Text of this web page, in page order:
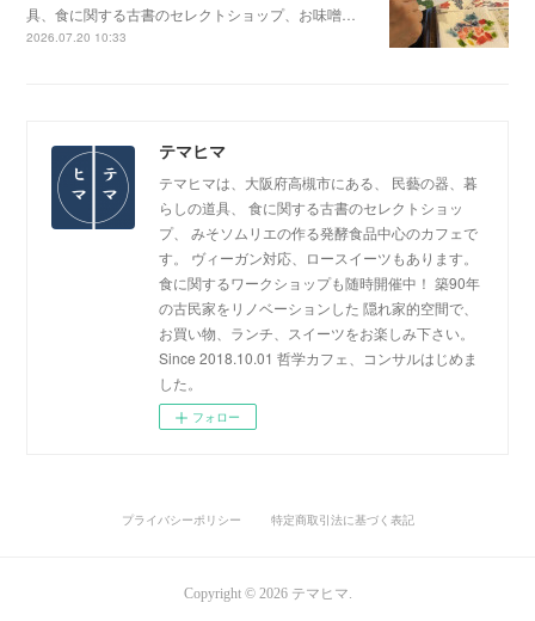
具、食に関する古書のセレクトショップ、お味噌…
2026.07.20 10:33
テマヒマ
テマヒマは、大阪府高槻市にある、 民藝の器、暮
らしの道具、 食に関する古書のセレクトショッ
プ、 みそソムリエの作る発酵食品中心のカフェで
す。 ヴィーガン対応、ロースイーツもあります。
食に関するワークショップも随時開催中！ 築90年
の古民家をリノベーションした 隠れ家的空間で、
お買い物、ランチ、スイーツをお楽しみ下さい。
Since 2018.10.01 哲学カフェ、コンサルはじめま
した。
フォロー
プライバシーポリシー 特定商取引法に基づく表記
Copyright © 2026 テマヒマ.